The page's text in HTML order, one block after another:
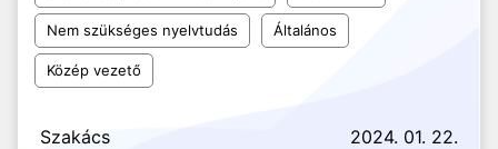
Nem szükséges nyelvtudás Általános
Közép vezető
Szakács 2024. 01. 22.